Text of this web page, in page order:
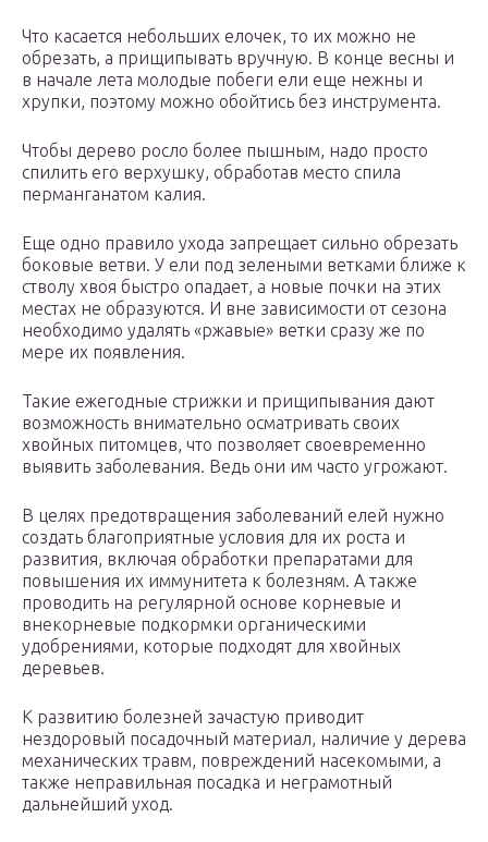
Что касается небольших елочек, то их можно не
обрезать, а прищипывать вручную. В конце весны и
в начале лета молодые побеги ели еще нежны и
хрупки, поэтому можно обойтись без инструмента.
Чтобы дерево росло более пышным, надо просто
спилить его верхушку, обработав место спила
перманганатом калия.
Еще одно правило ухода запрещает сильно обрезать
боковые ветви. У ели под зелеными ветками ближе к
стволу хвоя быстро опадает, а новые почки на этих
местах не образуются. И вне зависимости от сезона
необходимо удалять «ржавые» ветки сразу же по
мере их появления.
Такие ежегодные стрижки и прищипывания дают
возможность внимательно осматривать своих
хвойных питомцев, что позволяет своевременно
выявить заболевания. Ведь они им часто угрожают.
В целях предотвращения заболеваний елей нужно
создать благоприятные условия для их роста и
развития, включая обработки препаратами для
повышения их иммунитета к болезням. А также
проводить на регулярной основе корневые и
внекорневые подкормки органическими
удобрениями, которые подходят для хвойных
деревьев.
К развитию болезней зачастую приводит
нездоровый посадочный материал, наличие у дерева
механических травм, повреждений насекомыми, а
также неправильная посадка и неграмотный
дальнейший уход.